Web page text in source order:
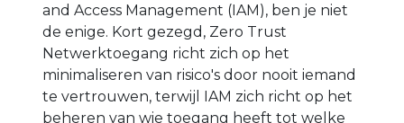
and Access Management (IAM), ben je niet
de enige. Kort gezegd, Zero Trust
Netwerktoegang richt zich op het
minimaliseren van risico's door nooit iemand
te vertrouwen, terwijl IAM zich richt op het
beheren van wie toegang heeft tot welke